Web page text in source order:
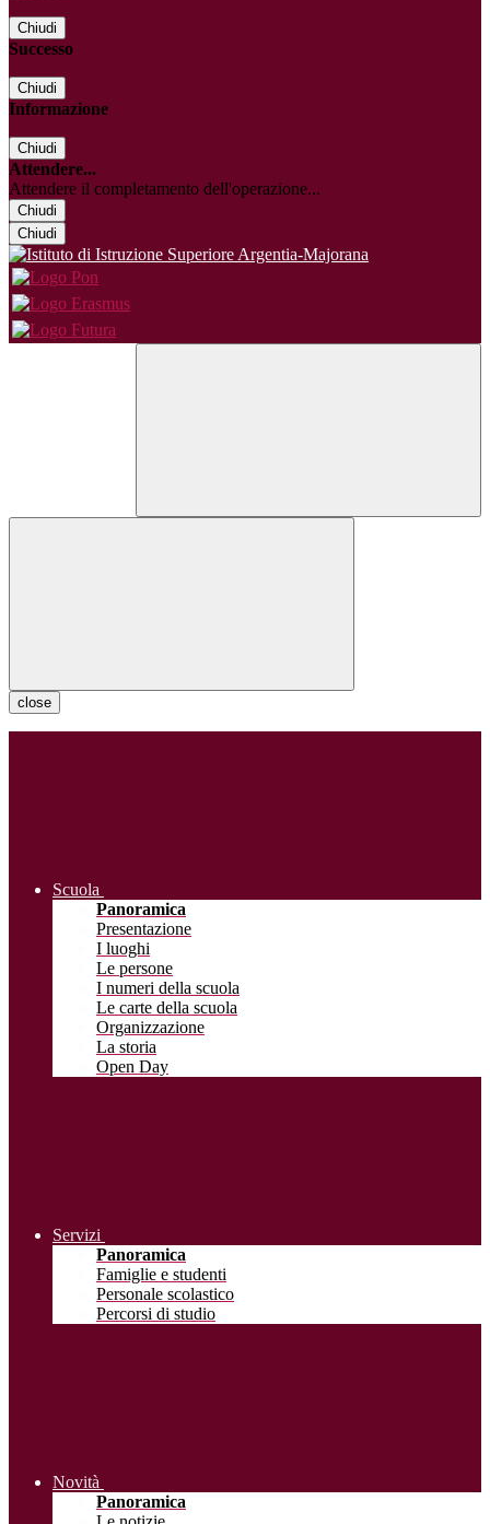
Chiudi
Successo
Chiudi
Informazione
Chiudi
Attendere...
Attendere il completamento dell'operazione...
Chiudi
Chiudi
close
Scuola
Panoramica
Presentazione
I luoghi
Le persone
I numeri della scuola
Le carte della scuola
Organizzazione
La storia
Open Day
Servizi
Panoramica
Famiglie e studenti
Personale scolastico
Percorsi di studio
Novità
Panoramica